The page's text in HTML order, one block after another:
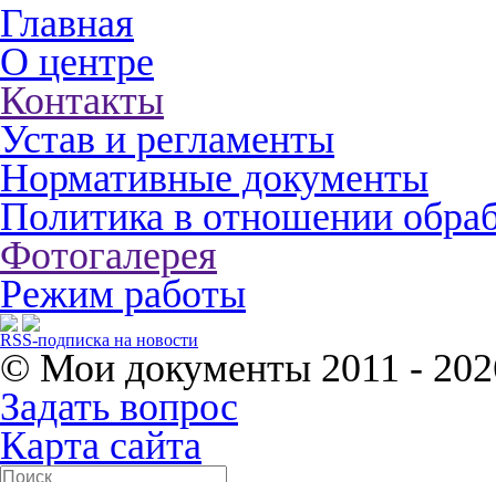
Главная
О центре
Контакты
Устав и регламенты
Нормативные документы
Политика в отношении
Фотогалерея
Режим работы
RSS-подписка на новости
© Мои документы 2011 -
Задать вопрос
Карта сайта